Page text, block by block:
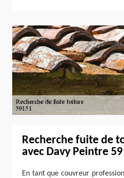
Recherche fuite de
avec Davy Peintre 59
En tant que couvreur